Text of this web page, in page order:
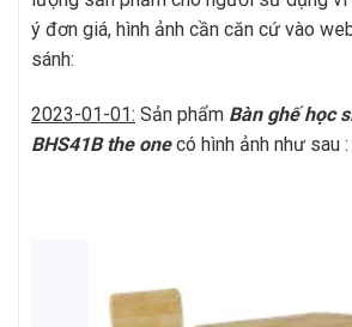
ý đơn giá, hình ảnh cần căn cứ vào
sánh:
2023-01-01: Sản phẩm Bàn ghế học
BHS41Bthe onecó hình ảnh như sau :